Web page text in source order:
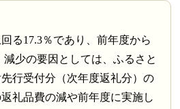
る17.3％であり、前年度から
少の要因としては、ふるさと
行受付分（次年度返礼分）の
礼品費の減や前年度に実施し